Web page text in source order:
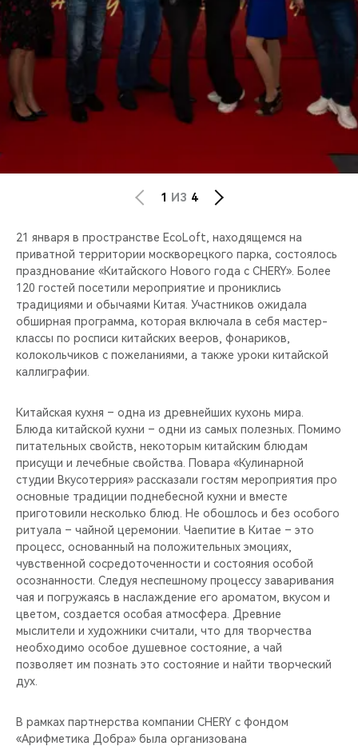
CHERY И СПОРТ
ВИДЕООБЗОРЫ
1 ИЗ 4
21 января в пространстве EcoLoft, находящемся на
приватной территории москворецкого парка, состоялось
празднование «Китайского Нового года с CHERY». Более
120 гостей посетили мероприятие и прониклись
традициями и обычаями Китая. Участников ожидала
обширная программа, которая включала в себя мастер-
классы по росписи китайских вееров, фонариков,
колокольчиков с пожеланиями, а также уроки китайской
каллиграфии.
Китайская кухня – одна из древнейших кухонь мира.
Блюда китайской кухни – одни из самых полезных. Помимо
питательных свойств, некоторым китайским блюдам
присущи и лечебные свойства. Повара «Кулинарной
студии Вкусотеррия» рассказали гостям мероприятия про
основные традиции поднебесной кухни и вместе
приготовили несколько блюд. Не обошлось и без особого
ритуала – чайной церемонии. Чаепитие в Китае – это
процесс, основанный на положительных эмоциях,
чувственной сосредоточенности и состояния особой
осознанности. Следуя неспешному процессу заваривания
чая и погружаясь в наслаждение его ароматом, вкусом и
цветом, создается особая атмосфера. Древние
мыслители и художники считали, что для творчества
необходимо особое душевное состояние, а чай
позволяет им познать это состояние и найти творческий
дух.
В рамках партнерства компании CHERY с фондом
«Арифметика Добра» была организована